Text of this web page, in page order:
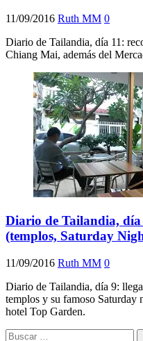
11/09/2016 Ruth MM 0
Diario de Tailandia, día 11:
Chiang Mai, además del
Diario de Tailandia,
(templos, Saturday
11/09/2016 Ruth MM 0
Diario de Tailandia, día 9:
templos y su famoso
hotel Top Garden.
Buscar: